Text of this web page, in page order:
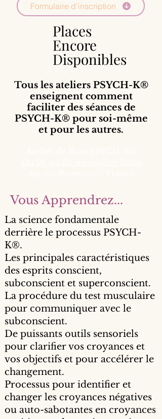
Formulaire d'inscription
Places
Encore
Disponibles
Places
Encore
Disponibles
Tous les ateliers PSYCH-K®
enseignent comment
faciliter des séances de
PSYCH-K® pour soi-même
et pour les autres.
Vous Apprendrez...
La science fondamentale
derrière le processus PSYCH-
K®.
Les principales caractéristiques
des esprits conscient,
subconscient et superconscient.
La procédure du test musculaire
pour communiquer avec le
subconscient.
De puissants outils sensoriels
pour clarifier vos croyances et
vos objectifs et pour accélérer le
changement.
Processus pour identifier et
changer les croyances négatives
ou auto-sabotantes en croyances